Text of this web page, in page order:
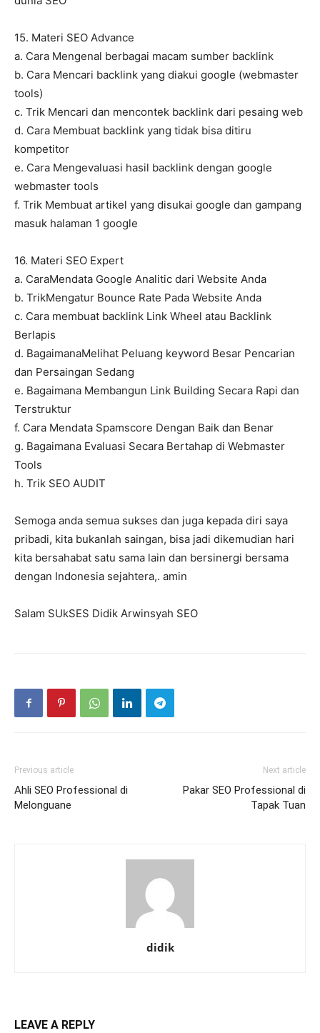
15. Materi SEO Advance
a. Cara Mengenal berbagai macam sumber backlink
b. Cara Mencari backlink yang diakui google (webmaster
tools)
c. Trik Mencari dan mencontek backlink dari pesaing web
d. Cara Membuat backlink yang tidak bisa ditiru
kompetitor
e. Cara Mengevaluasi hasil backlink dengan google
webmaster tools
f. Trik Membuat artikel yang disukai google dan gampang
masuk halaman 1 google
16. Materi SEO Expert
a. CaraMendata Google Analitic dari Website Anda
b. TrikMengatur Bounce Rate Pada Website Anda
c. Cara membuat backlink Link Wheel atau Backlink
Berlapis
d. BagaimanaMelihat Peluang keyword Besar Pencarian
dan Persaingan Sedang
e. Bagaimana Membangun Link Building Secara Rapi dan
Terstruktur
f. Cara Mendata Spamscore Dengan Baik dan Benar
g. Bagaimana Evaluasi Secara Bertahap di Webmaster
Tools
h. Trik SEO AUDIT
Semoga anda semua sukses dan juga kepada diri saya
pribadi, kita bukanlah saingan, bisa jadi dikemudian hari
kita bersahabat satu sama lain dan bersinergi bersama
dengan Indonesia sejahtera,. amin
Salam SUkSES Didik Arwinsyah SEO
Previous article
Ahli SEO Professional di
Melonguane
Next article
Pakar SEO Professional di
Tapak Tuan
didik
LEAVE A REPLY